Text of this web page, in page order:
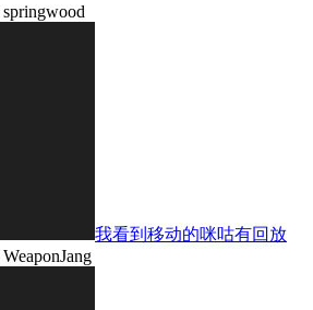
springwood
我看到移动的咪咕有回放
WeaponJang